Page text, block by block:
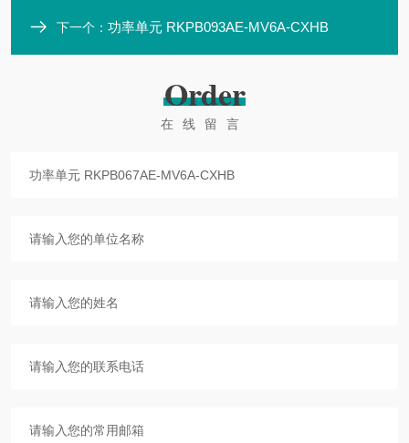
下一个： 功率单元 RKPB093AE-MV6A-CXHB
Order
在线留言